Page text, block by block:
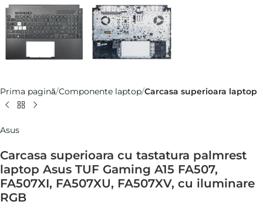
Prima pagină Componente laptop Carcasa superioara laptop
Asus
Carcasa superioara cu tastatura palmrest
laptop Asus TUF Gaming A15 FA507,
FA507XI, FA507XU, FA507XV, cu iluminare
RGB